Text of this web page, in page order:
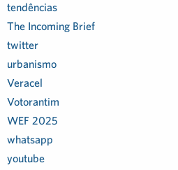
tendências
The Incoming Brief
twitter
urbanismo
Veracel
Votorantim
WEF 2025
whatsapp
youtube